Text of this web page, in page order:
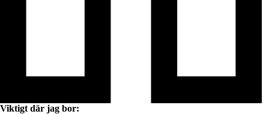
Viktigt där jag bor: